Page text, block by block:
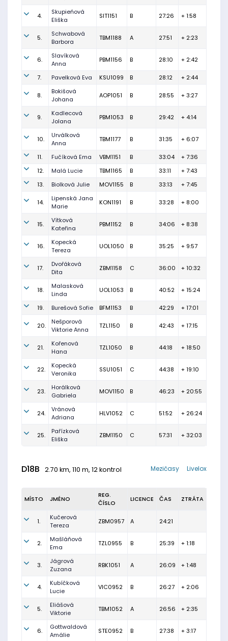
4.
Skupieńová
Eliška
SIT1151 B 27:26 + 1:58
5.
Schwabová
Barbora
TBM1188 A 27:51 + 2:23
6.
Slavíková
Anna
PBM1156 B 28:10 + 2:42
7. Pavelková Eva KSU1099 B 28:12 + 2:44
8.
Bokišová
Johana
AOP1051 B 28:55 + 3:27
9.
Kadlecová
Jolana
PBM1053 B 29:42 + 4:14
10.
Urválková
Anna
TBM1177 B 31:35 + 6:07
11. Fučíková Ema VBM1151 B 33:04
+ 7:36
12.
Malá Lucie TBM1165 B 33:11
+ 7:43
13.
Biolková Julie MOV1155 B 33:13 + 7:45
14.
Lipenská Jana
Marie
KON1191 B 33:28 + 8:00
15.
Vítková
Kateřina
PBM1152 B 34:06 + 8:38
16.
Kopecká
Tereza
UOL1050 B 35:25 + 9:57
17.
Dvořáková
Dita
ZBM1158 C 36:00 + 10:32
18.
Malasková
Linda
UOL1053 B 40:52 + 15:24
19. Burešová Sofie BFM1153 B 42:29 + 17:01
20.
Nešporová
Viktorie Anna
TZL1150 B 42:43 + 17:15
21.
Kořenová
Hana
TZL1050 B 44:18 + 18:50
22.
Kopecká
Veronika
SSU1051 C 44:38 + 19:10
23.
Horálková
Gabriela
MOV1150 B 46:23 + 20:55
24.
Vránová
Adriana
HLV1052 C 51:52 + 26:24
25.
Pařízková
Eliška
ZBM1150 C 57:31 + 32:03
D18B 2.70 km, 110 m, 12 kontrol Livelox
Mezičasy
MÍSTO JMÉNO
REG.
ČÍSLO
LICENCE ČAS ZTRÁTA
1.
Kučerová
Tereza
ZBM0957 A 24:21
2.
Mašláňová
Ema
TZL0955 B 25:39 + 1:18
3.
Jágrová
Zuzana
RBK1051 A 26:09 + 1:48
4.
Kubíčková
Lucie
VIC0952 B 26:27 + 2:06
5.
Eliášová
Viktorie
TBM1052 A 26:56 + 2:35
6.
Gottwaldová
Amálie
STE0952 B 27:38 + 3:17